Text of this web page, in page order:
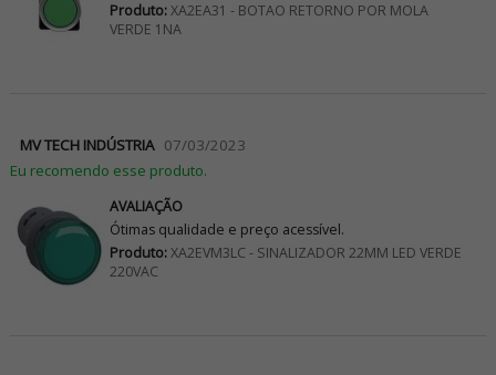
Produto:XA2EA31 - BOTAO RETORNO POR MOLA
VERDE 1NA
MV TECH INDÚSTRIA 07/03/2023
Eu recomendo esse produto.
AVALIAÇÃO
Ótimas qualidade e preço acessível.
Produto:XA2EVM3LC - SINALIZADOR 22MM LED VERDE
220VAC